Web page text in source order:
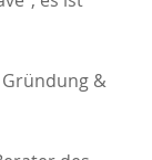
&